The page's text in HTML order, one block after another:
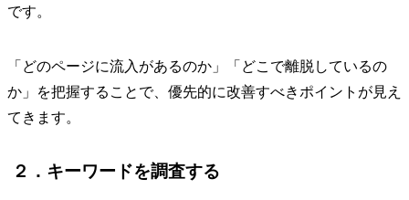
です。
「どのページに流入があるのか」「どこで離脱しているの
か」を把握することで、優先的に改善すべきポイントが見え
てきます。
２．キーワードを調査する